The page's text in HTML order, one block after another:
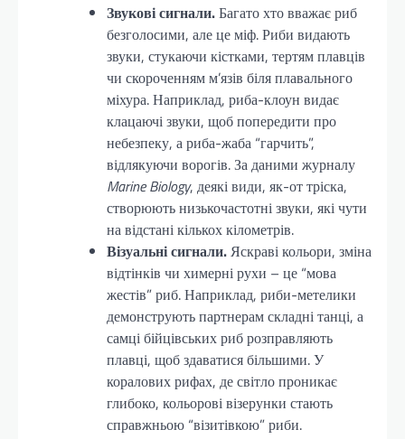
Звукові сигнали.Багато хто вважає риб
безголосими, але це міф. Риби видають
звуки, стукаючи кістками, тертям плавців
чи скороченням м’язів біля плавального
міхура. Наприклад, риба-клоун видає
клацаючі звуки, щоб попередити про
небезпеку, а риба-жаба “гарчить”,
відлякуючи ворогів. За даними журналу
Marine Biology, деякі види, як-от тріска,
створюють низькочастотні звуки, які чути
на відстані кількох кілометрів.
Візуальні сигнали.Яскраві кольори, зміна
відтінків чи химерні рухи – це “мова
жестів” риб. Наприклад, риби-метелики
демонструють партнерам складні танці, а
самці бійцівських риб розправляють
плавці, щоб здаватися більшими. У
коралових рифах, де світло проникає
глибоко, кольорові візерунки стають
справжньою “візитівкою” риби.